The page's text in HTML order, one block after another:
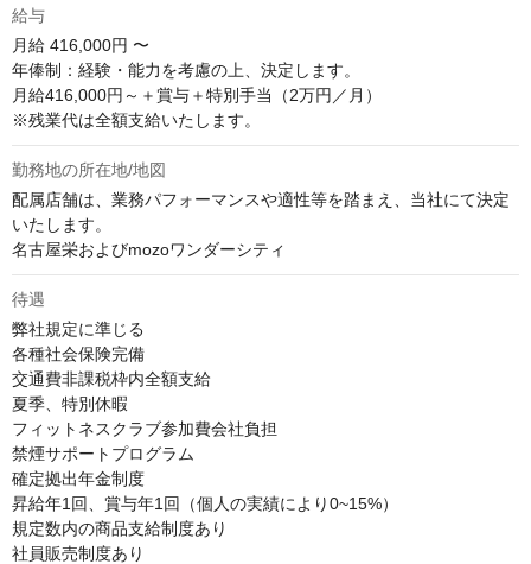
給与
月給 416,000円 〜
年俸制：経験・能力を考慮の上、決定します。
月給416,000円～＋賞与＋特別手当（2万円／月）
※残業代は全額支給いたします。
勤務地の所在地/地図
配属店舗は、業務パフォーマンスや適性等を踏まえ、当社にて決定
いたします。
名古屋栄およびmozoワンダーシティ
待遇
弊社規定に準じる
各種社会保険完備
交通費非課税枠内全額支給
夏季、特別休暇
フィットネスクラブ参加費会社負担
禁煙サポートプログラム
確定拠出年金制度
昇給年1回、賞与年1回（個人の実績により0~15%）
規定数内の商品支給制度あり
社員販売制度あり